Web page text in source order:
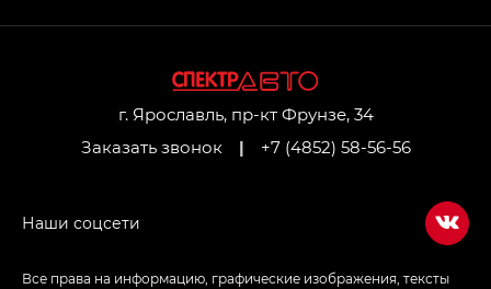
Джи Ти — GT, Джи Икс — GX,
Джи Икс ПРЕМИУМ — GX PREMIUM, ЛАУНЖ —
LOUNGE
Empow — Эмпау (Empow) в комплектации
г. Ярославль, пр-кт Фрунзе, 34
Заказать звонок
| +7 (4852) 58-56-56
Все права на информацию, графические изображения, тексты